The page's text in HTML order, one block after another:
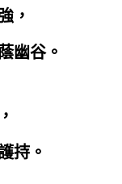
，
幽谷。
持。